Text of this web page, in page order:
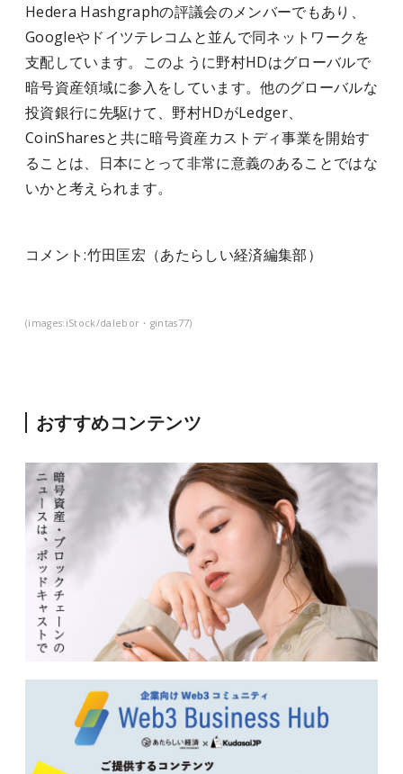
Hedera Hashgraphの評議会のメンバーでもあり、
Googleやドイツテレコムと並んで同ネットワークを
支配しています。このように野村HDはグローバルで
暗号資産領域に参入をしています。他のグローバルな
投資銀行に先駆けて、野村HDがLedger、
CoinSharesと共に暗号資産カストディ事業を開始す
ることは、日本にとって非常に意義のあることではな
いかと考えられます。
コメント:竹田匡宏（あたらしい経済編集部）
(images:iStock/dalebor・gintas77)
おすすめコンテンツ